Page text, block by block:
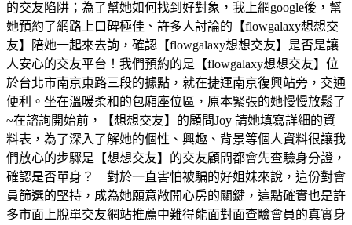
的交友陷阱；為了幫她如何找到好對象，我上網google後，幫
她預約了網路上口碑極佳、許多人討論的【flowgalaxy想想交
友】陪她一起來去詢，確認【flowgalaxy想想交友】是否是讓
人安心的交友平台！我們預約的是【flowgalaxy想想交友】位
於台北市南京東路三段的據點，就在捷運南京復興站旁，交通
便利。坐在溫暖柔和的包廂座位區，原本緊張的她慢慢放鬆了
~在諮詢開始前，【想想交友】的顧問Joy 請她填寫詳細的資
料表，為了深入了解她的個性、興趣、背景等個人資料很讓我
們放心的步驟是【想想交友】的交友顧問都會先查驗身分證，
確認是否單身？ 對於一直害怕被騙的好姐妹來說，這份對會
員篩選的堅持，成為她願意敞開心房的關鍵，這點確實也是許
多市面上脫單交友網站推薦中難得能面對面查驗會員的真實身